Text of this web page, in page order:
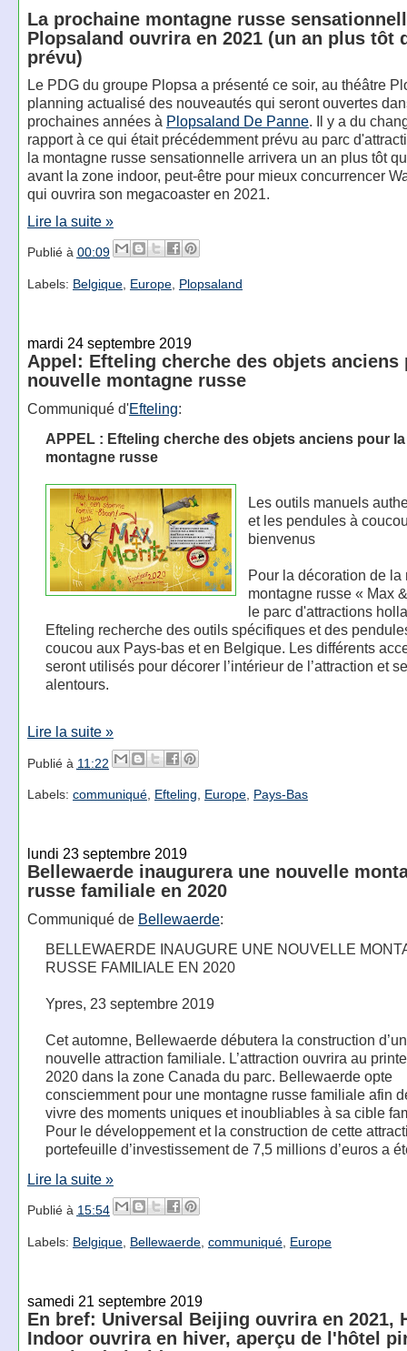
La prochaine montagne russe
Plopsaland ouvrira en 2021 (un an plus tôt
prévu)
Le PDG du groupe Plopsa a présenté ce soir, au théâtre
planning actualisé des nouveautés qui seront ouvertes
prochaines années à Plopsaland De Panne. Il y a du
rapport à ce qui était précédemment prévu au parc
la montagne russe sensationnelle arrivera un an plus tôt
avant la zone indoor, peut-être pour mieux concurrencer
qui ouvrira son megacoaster en 2021.
Lire la suite »
Publié à 00:09
Labels: Belgique, Europe, Plopsaland
mardi 24 septembre 2019
Appel: Efteling cherche des objets anciens
nouvelle montagne russe
Communiqué d'Efteling:
APPEL : Efteling cherche des objets anciens pour
montagne russe
Les outils manuels
et les pendules à
bienvenus
Pour la décoration de la
montagne russe « Max
le parc d'attractions
Efteling recherche des outils spécifiques et des
coucou aux Pays-bas et en Belgique. Les différents
seront utilisés pour décorer l’intérieur de l’attraction et
alentours.
Lire la suite »
Publié à 11:22
Labels: communiqué, Efteling Europe, Pays-Bas
lundi 23 septembre 2019
Bellewaerde inaugurera une nouvelle
russe familiale en 2020
Communiqué de Bellewaerde:
BELLEWAERDE INAUGURE UNE NOUVELLE
RUSSE FAMILIALE EN 2020
Ypres, 23 septembre 2019
Cet automne, Bellewaerde débutera la construction
nouvelle attraction familiale. L’attraction ouvrira au
2020 dans la zone Canada du parc. Bellewaerde opte
consciemment pour une montagne russe familiale afin
vivre des moments uniques et inoubliables à sa cible
Pour le développement et la construction de cette
portefeuille d’investissement de 7,5 millions d’euros a
Lire la suite »
Publié à 15:54
Labels: Belgique, Bellewaerde, communiqué, Europe
samedi 21 septembre 2019
En bref: Universal Beijing ouvrira en 2021,
Indoor ouvrira en hiver, aperçu de l'hôtel